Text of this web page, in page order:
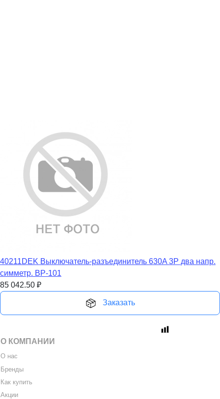
40211DEK Выключатель-разъединитель 630A 3P два напр.
симметр. ВР-101
85 042.50 ₽
Заказать
О КОМПАНИИ
О нас
Бренды
Как купить
Акции